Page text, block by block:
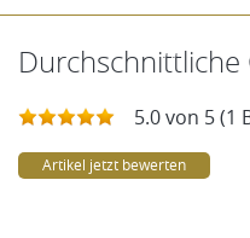
5.0 von 5 (1
Artikel jetzt bewerten